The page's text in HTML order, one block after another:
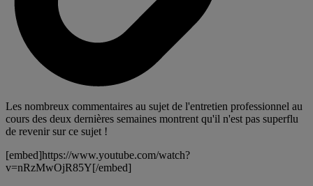
Les nombreux commentaires au sujet de l'entretien professionnel au
cours des deux dernières semaines montrent qu'il n'est pas superflu
de revenir sur ce sujet !
[embed]https://www.youtube.com/watch?
v=nRzMwOjR85Y[/embed]